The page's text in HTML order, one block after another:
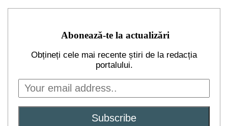
Abonează-te la actualizări
Obțineți cele mai recente știri de la redacția
portalului.